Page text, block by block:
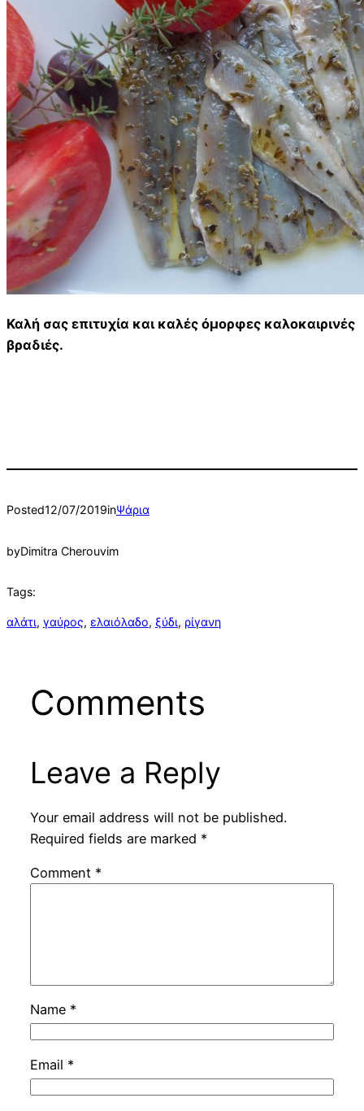
Καλή σας επιτυχία και καλές όμορφες καλοκαιρινές
βραδιές.
Posted12/07/2019inΨάρια
byDimitra Cherouvim
Tags:
αλάτι, γαύρος, ελαιόλαδο, ξύδι, ρίγανη
Comments
Leave a Reply
Your email address will not be published.
Required fields are marked *
Comment *
Name *
Email *